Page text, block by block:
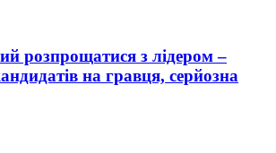
розпрощатися з лідером –
на гравця, серйозна